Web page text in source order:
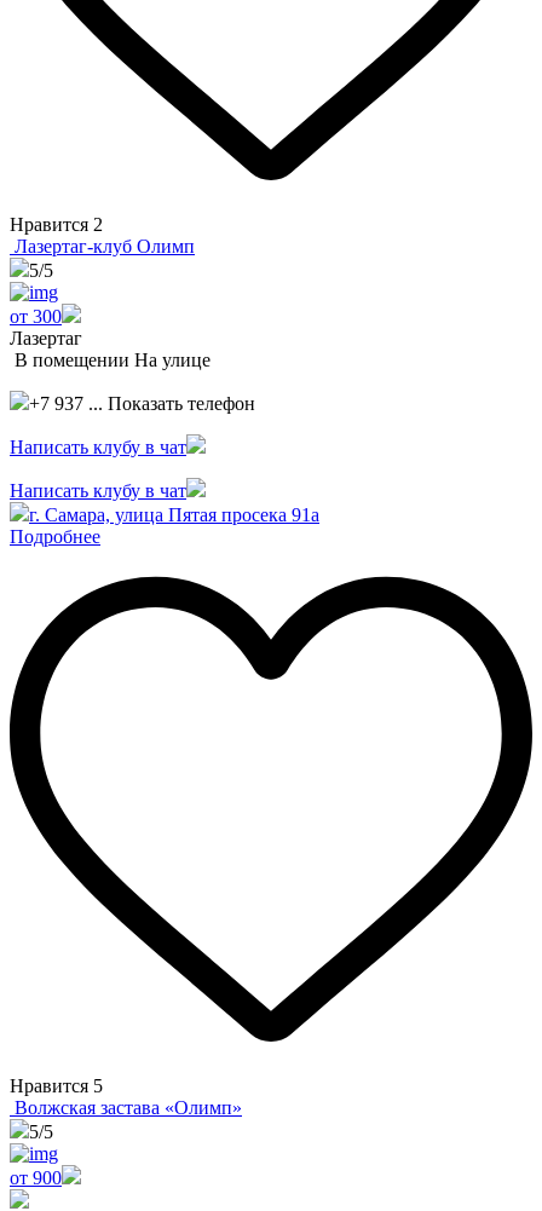
Нравится 2
Лазертаг-клуб Олимп
5/5
от 300
Лазертаг
В помещении На улице
+7 937 ... Показать телефон
Написать клубу в чат
Написать клубу в чат
г. Самара, улица Пятая просека 91а
Подробнее
Нравится 5
Волжская застава «Олимп»
5/5
от 900